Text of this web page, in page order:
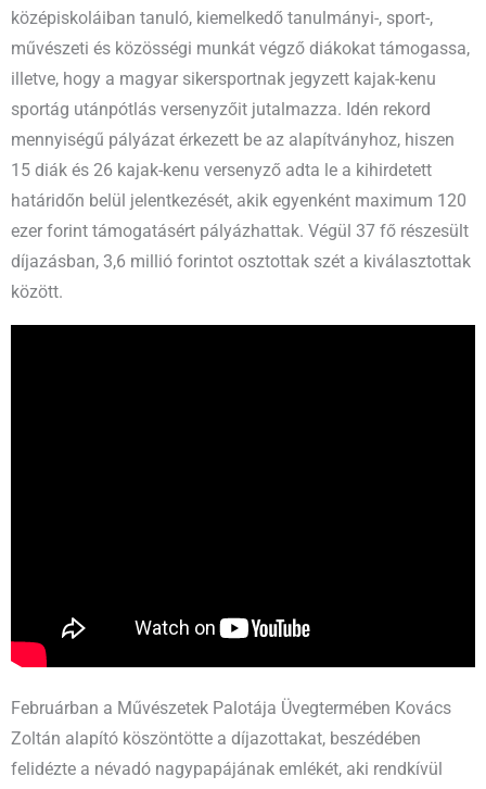
középiskoláiban tanuló, kiemelkedő tanulmányi-, sport-,
művészeti és közösségi munkát végző diákokat támogassa,
illetve, hogy a magyar sikersportnak jegyzett kajak-kenu
sportág utánpótlás versenyzőit jutalmazza. Idén rekord
mennyiségű pályázat érkezett be az alapítványhoz, hiszen
15 diák és 26 kajak-kenu versenyző adta le a kihirdetett
határidőn belül jelentkezését, akik egyenként maximum 120
ezer forint támogatásért pályázhattak. Végül 37 fő részesült
díjazásban, 3,6 millió forintot osztottak szét a kiválasztottak
között.
Februárban a Művészetek Palotája Üvegtermében Kovács
Zoltán alapító köszöntötte a díjazottakat, beszédében
felidézte a névadó nagypapájának emlékét, aki rendkívül